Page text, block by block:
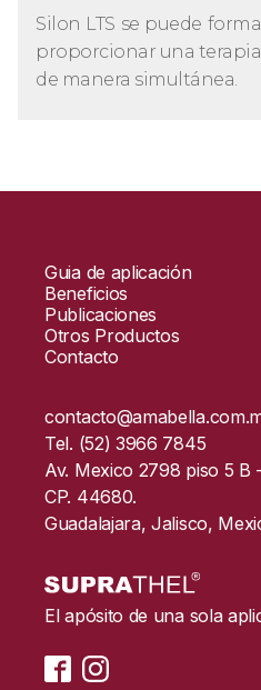
Silon LTS se puede
proporcionar una
de manera simultánea.
Guia de aplicación
Beneficios
Publicaciones
Otros Productos
Contacto
Tel. (52) 3966 7845
Av. Mexico 2798 piso 5 B
CP. 44680.
Guadalajara, Jalisco,
El apósito de una sola